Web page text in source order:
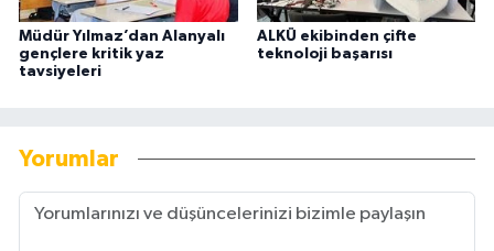
Müdür Yılmaz’dan Alanyalı
gençlere kritik yaz
tavsiyeleri
ALKÜ ekibinden çifte
teknoloji başarısı
Yorumlar